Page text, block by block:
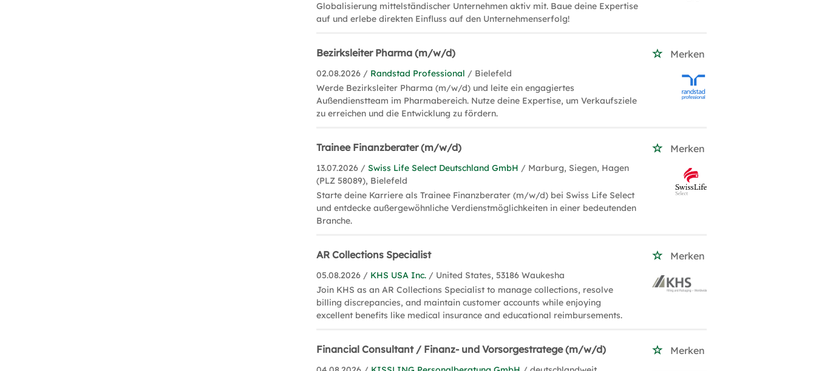
Globalisierung mittelständischer Unternehmen aktiv mit. Baue deine Expertise
auf und erlebe direkten Einfluss auf den Unternehmenserfolg!
Bezirksleiter Pharma (m/w/d) Merken
02.08.2026 / Randstad Professional / Bielefeld
Werde Bezirksleiter Pharma (m/w/d) und leite ein engagiertes
Außendienstteam im Pharmabereich. Nutze deine Expertise, um Verkaufsziele
zu erreichen und die Entwicklung zu fördern.
Trainee Finanzberater (m/w/d) Merken
13.07.2026 /Swiss Life Select Deutschland GmbH / Marburg, Siegen, Hagen
(PLZ 58089), Bielefeld
Starte deine Karriere als Trainee Finanzberater (m/w/d) bei Swiss Life Select
und entdecke außergewöhnliche Verdienstmöglichkeiten in einer bedeutenden
Branche.
AR Collections Specialist Merken
05.08.2026 / KHS USA Inc. / United States, 53186 Waukesha
Join KHS as an AR Collections Specialist to manage collections, resolve
billing discrepancies, and maintain customer accounts while enjoying
excellent benefits like medical insurance and educational reimbursements.
Financial Consultant / Finanz- und Vorsorgestratege (m/w/d) Merken